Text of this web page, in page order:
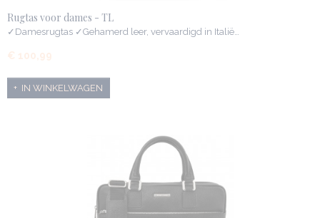
Rugtas voor dames - TL
✓Damesrugtas ✓Gehamerd leer, vervaardigd in Italië…
€ 100,99
IN WINKELWAGEN